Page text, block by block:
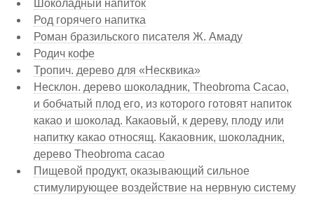
Шоколадный напиток
Род горячего напитка
Роман бразильского писателя Ж. Амаду
Родич кофе
Тропич. дерево для «Несквика»
Несклон. дерево шоколадник, Тheobromа Сасао,
и бобчатый плод его, из которого готовят напиток
какао и шоколад. Какаовый, к дереву, плоду или
напитку какао относящ. Какаовник, шоколадник,
дерево Тheobromа сасао
Пищевой продукт, оказывающий сильное
стимулирующее воздействие на нервную систему